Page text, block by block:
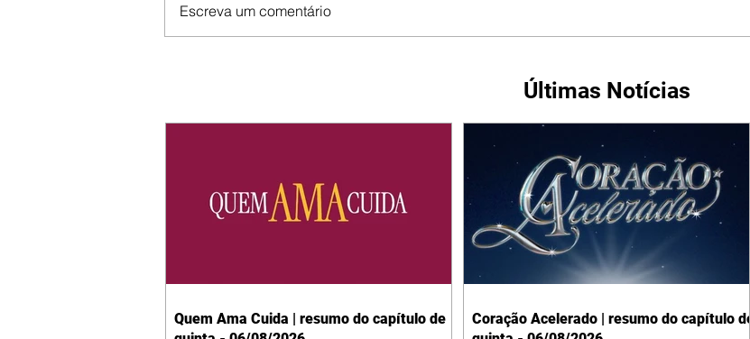
Escreva um comentário
Últimas Notícias
Quem Ama Cuida | resumo do capítulo de
Coração Acelerado | resumo do capítulo de